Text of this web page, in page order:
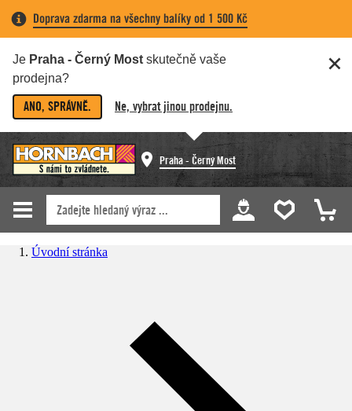
Doprava zdarma na všechny balíky od 1 500 Kč
Je Praha - Černý Most skutečně vaše
prodejna?
ANO, SPRÁVNĚ. Ne, vybrat jinou prodejnu.
Praha - Černý Most
Úvodní stránka